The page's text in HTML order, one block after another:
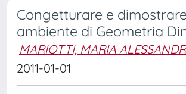
Congetturare e
ambiente di Geometria
MARIOTTI, MARIA
2011-01-01